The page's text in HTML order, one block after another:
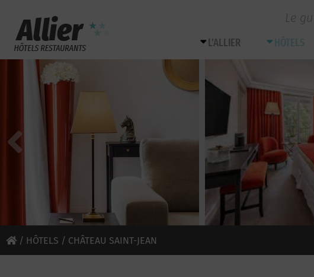
Le
L’ALLIER
/ HÔTELS / CHÂTEAU SAINT-JEAN